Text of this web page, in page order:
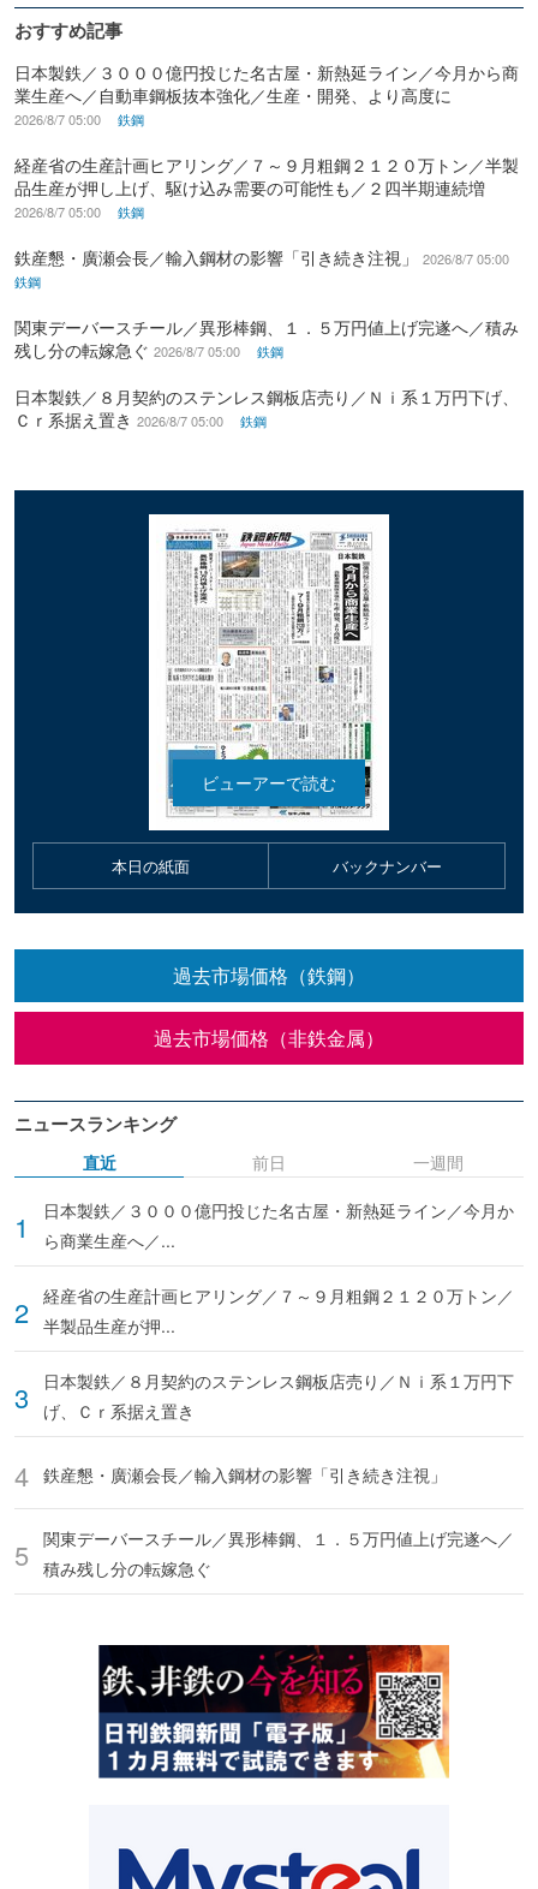
おすすめ記事
日本製鉄／３０００億円投じた名古屋・新熱延ライン／今月から商
業生産へ／自動車鋼板抜本強化／生産・開発、より高度に
2026/8/7 05:00 鉄鋼
経産省の生産計画ヒアリング／７～９月粗鋼２１２０万トン／半製
品生産が押し上げ、駆け込み需要の可能性も／２四半期連続増
2026/8/7 05:00 鉄鋼
鉄産懇・廣瀬会長／輸入鋼材の影響「引き続き注視」
2026/8/7 05:00
鉄鋼
関東デーバースチール／異形棒鋼、１．５万円値上げ完遂へ／積み
残し分の転嫁急ぐ 2026/8/7 05:00 鉄鋼
日本製鉄／８月契約のステンレス鋼板店売り／Ｎｉ系１万円下げ、
Ｃｒ系据え置き 2026/8/7 05:00 鉄鋼
本日の紙面 バックナンバー
過去市場価格（鉄鋼）
過去市場価格（非鉄金属）
ニュースランキング
直近
日本製鉄／３０００億円投じた名古屋・新熱延ライン／今月か
ら商業生産へ／...
経産省の生産計画ヒアリング／７～９月粗鋼２１２０万トン／
半製品生産が押...
日本製鉄／８月契約のステンレス鋼板店売り／Ｎｉ系１万円下
げ、Ｃｒ系据え置き
鉄産懇・廣瀬会長／輸入鋼材の影響「引き続き注視」
関東デーバースチール／異形棒鋼、１．５万円値上げ完遂へ／
積み残し分の転嫁急ぐ
前日 一週間